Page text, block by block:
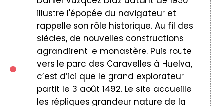
illustre l'épopée du navigateur et
rappelle son rôle historique. Au fil des
siècles, de nouvelles constructions
agrandirent le monastère. Puis route
vers le parc des Caravelles à Huelva,
c’est d’ici que le grand explorateur
partit le 3 août 1492. Le site accueille
les répliques grandeur nature de la